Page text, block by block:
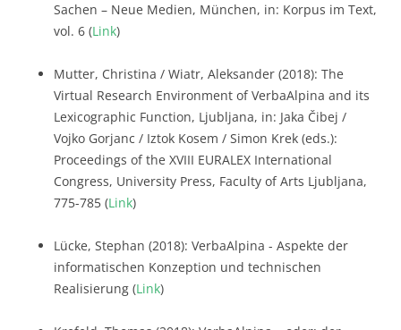
Sachen – Neue Medien, München, in: Korpus im Text,
vol. 6 (Link)
Mutter, Christina / Wiatr, Aleksander (2018): The
Virtual Research Environment of VerbaAlpina and its
Lexicographic Function, Ljubljana, in: Jaka Čibej /
Vojko Gorjanc / Iztok Kosem / Simon Krek (eds.):
Proceedings of the XVIII EURALEX International
Congress, University Press, Faculty of Arts Ljubljana,
775-785 (Link)
Lücke, Stephan (2018): VerbaAlpina - Aspekte der
informatischen Konzeption und technischen
Realisierung (Link)